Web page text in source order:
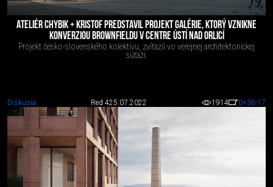
ATELIÉR CHYBIK + KRISTOF PREDSTAVIL PROJEKT GALÉRIE, KTORÝ VZNIKNE
KONVERZIOU BROWNFIELDU V CENTRE ÚSTÍ NAD ORLICÍ
Projekt česko-slovenského kolektívu, zvíťazil vo verejnej architektonickej
súťaži.
Diskusia Red 425.07.2022 1914 0+36-17